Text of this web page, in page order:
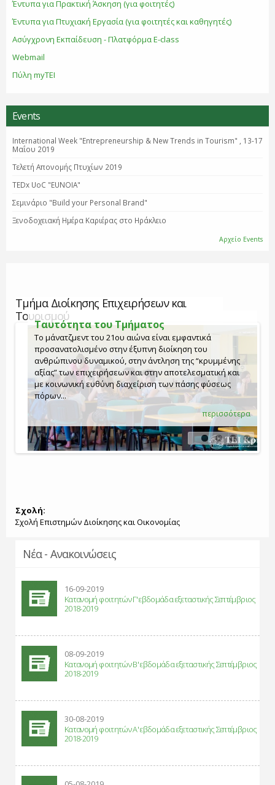
Έντυπα για Πρακτική Άσκηση (για φοιτητές)
Έντυπα για Πτυχιακή Εργασία (για φοιτητές και καθηγητές)
Ασύγχρονη Εκπαίδευση - Πλατφόρμα E-class
Webmail
Πύλη myTEI
Events
International Week "Entrepreneurship & New Trends in Tourism" , 13-17
Μαΐου 2019
Τελετή Απονομής Πτυχίων 2019
TEDx UoC "EUNOIA"
Σεμινάριο "Βuild your Personal Brand"
Ξενοδοχειακή Ημέρα Καριέρας στο Ηράκλειο
Αρχείο Events
Τμήμα Διοίκησης Επιχειρήσεων και
Τουρισμού
Ταυτότητα του Τμήματος
Το μάνατζμεντ του 21ου αιώνα είναι εμφαντικά
προσανατολισμένο στην έξυπνη διοίκηση του
ανθρώπινου δυναμικού, στην άντληση της “κρυμμένης
αξίας” των επιχειρήσεων και στην αποτελεσματική και
με κοινωνική ευθύνη διαχείριση των πάσης φύσεως
πόρων...
περισσότερα
Ανακοινώσεις
Νέα-Ανακοινώσεις..
περισσότερα
Events
Γεγονότα..
περισσότερα
Συνεργασία του Τμήματος Διοίκησης
Επιχειρήσεων με το Πανεπιστήμιο του
Regensburg
..
περισσότερα
Σχολή:
Σχολή Επιστημών Διοίκησης και Οικονομίας
Νέα - Ανακοινώσεις
16-09-2019
Κατανομή φοιτητών Γ' εβδομάδα εξεταστικής Σεπτέμβριος
2018-2019
08-09-2019
Κατανομή φοιτητών B' εβδομάδα εξεταστικής Σεπτέμβριος
2018-2019
30-08-2019
Κατανομή φοιτητών Α' εβδομάδα εξεταστικής Σεπτέμβριος
2018-2019